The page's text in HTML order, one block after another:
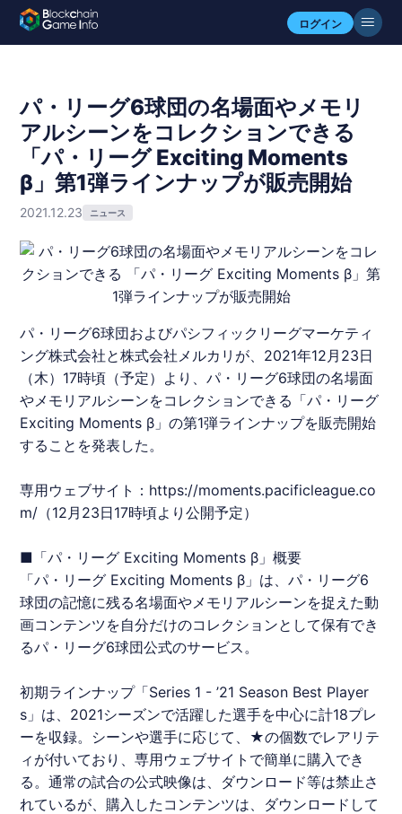
ログイン
パ・リーグ6球団の名場面やメモリ
アルシーンをコレクションできる
「パ・リーグ Exciting Moments
β」第1弾ラインナップが販売開始
2021.12.23 ニュース
パ・リーグ6球団およびパシフィックリーグマーケティ
ング株式会社と株式会社メルカリ が、2021年12月23日
（木）17時頃（予定）より、パ・リーグ6球団の名場面
やメモリアルシーンをコレクションできる「パ・リーグ
Exciting Moments β」の第1弾ラインナップを販売開始
することを発表した。
専用ウェブサイト： https://moments.pacificleague.co
m/ （12月23日17時頃より公開予定）
■「パ・リーグ Exciting Moments β」概要
「パ・リーグ Exciting Moments β」は、パ・リーグ6
球団の記憶に残る名場面やメモリアルシーンを捉えた動
画コンテンツを自分だけのコレクションとして保有でき
るパ・リーグ6球団公式のサービス。
初期ラインナップ「Series 1 - ’21 Season Best Player
s」は、2021シーズンで活躍した選手を中心に計18プレ
ーを収録。シーンや選手に応じて、★の個数でレアリテ
ィが付いており、専用ウェブサイトで簡単に購入でき
る。通常の試合の公式映像は、ダウンロード等は禁止さ
れているが、購入したコンテンツは、ダウンロードして